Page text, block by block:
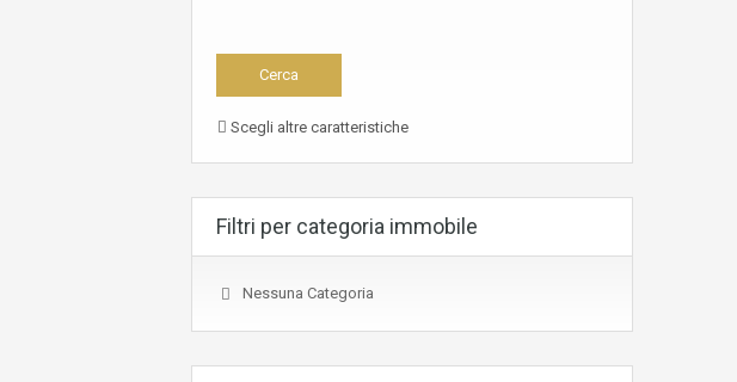
Scegli altre caratteristiche
Filtri per categoria immobile
Nessuna Categoria